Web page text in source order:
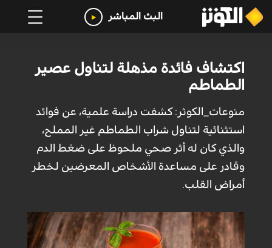
البث المباشر
اكتشاف فائدة مذهلة لتناول عصير
الطماطم
منوعات_الكوثر: كشفت دراسة علمية، عن فوائد
استثنائية لتناول شراب الطماطم غير المملح،
والذي كان له أثر صحي ملحوظ على ضغط الدم
وقادر على مساعدة الأشخاص المعرضين لخطر
أمراض القلب.